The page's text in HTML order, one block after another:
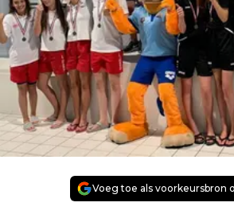
Voeg toe als voorkeursbron